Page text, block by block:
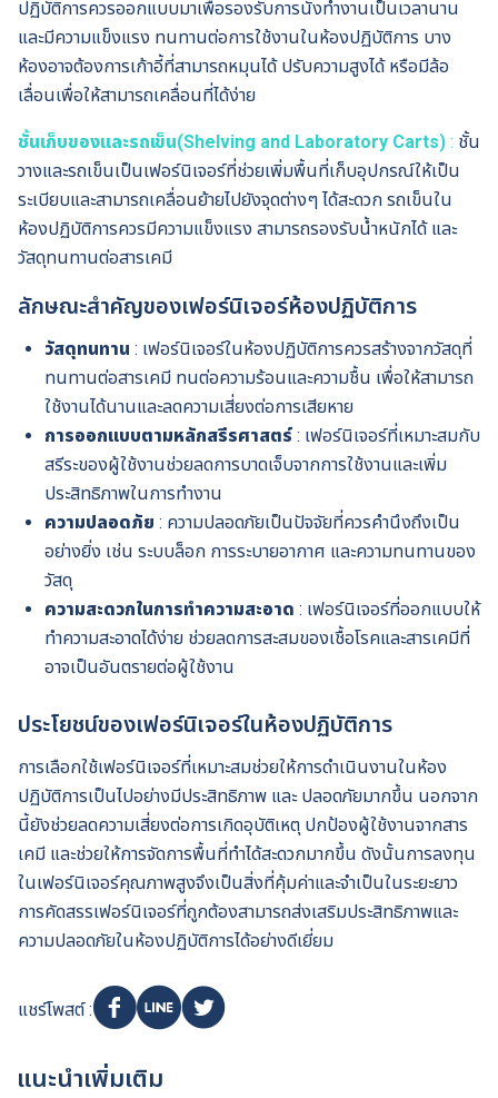
ปฏิบัติการควรออกแบบมาเพื่อรองรับการนั่งทำงานเป็นเวลานาน
และมีความแข็งแรง ทนทานต่อการใช้งานในห้องปฏิบัติการ บาง
ห้องอาจต้องการเก้าอี้ที่สามารถหมุนได้ ปรับความสูงได้ หรือมีล้อ
เลื่อนเพื่อให้สามารถเคลื่อนที่ได้ง่าย
ชั้นเก็บของและรถเข็น(Shelving and Laboratory Carts) : ชั้น
วางและรถเข็นเป็นเฟอร์นิเจอร์ที่ช่วยเพิ่มพื้นที่เก็บอุปกรณ์ให้เป็น
ระเบียบและสามารถเคลื่อนย้ายไปยังจุดต่างๆ ได้สะดวก รถเข็นใน
ห้องปฏิบัติการควรมีความแข็งแรง สามารถรองรับน้ำหนักได้ และ
วัสดุทนทานต่อสารเคมี
ลักษณะสำคัญของเฟอร์นิเจอร์ห้องปฏิบัติการ
วัสดุทนทาน : เฟอร์นิเจอร์ในห้องปฏิบัติการควรสร้างจากวัสดุที่
ทนทานต่อสารเคมี ทนต่อความร้อนและความชื้น เพื่อให้สามารถ
ใช้งานได้นานและลดความเสี่ยงต่อการเสียหาย
การออกแบบตามหลักสรีรศาสตร์ : เฟอร์นิเจอร์ที่เหมาะสมกับ
สรีระของผู้ใช้งานช่วยลดการบาดเจ็บจากการใช้งานและเพิ่ม
ประสิทธิภาพในการทำงาน
ความปลอดภัย : ความปลอดภัยเป็นปัจจัยที่ควรคำนึงถึงเป็น
อย่างยิ่ง เช่น ระบบล็อก การระบายอากาศ และความทนทานของ
วัสดุ
ความสะดวกในการทำความสะอาด : เฟอร์นิเจอร์ที่ออกแบบให้
ทำความสะอาดได้ง่าย ช่วยลดการสะสมของเชื้อโรคและสารเคมีที่
อาจเป็นอันตรายต่อผู้ใช้งาน
ประโยชน์ของเฟอร์นิเจอร์ในห้องปฏิบัติการ
การเลือกใช้เฟอร์นิเจอร์ที่เหมาะสมช่วยให้การดำเนินงานในห้อง
ปฏิบัติการเป็นไปอย่างมีประสิทธิภาพ และ ปลอดภัยมากขึ้น นอกจาก
นี้ยังช่วยลดความเสี่ยงต่อการเกิดอุบัติเหตุ ปกป้องผู้ใช้งานจากสาร
เคมี และช่วยให้การจัดการพื้นที่ทำได้สะดวกมากขึ้น ดังนั้นการลงทุน
ในเฟอร์นิเจอร์คุณภาพสูงจึงเป็นสิ่งที่คุ้มค่าและจำเป็นในระยะยาว
การคัดสรรเฟอร์นิเจอร์ที่ถูกต้องสามารถส่งเสริมประสิทธิภาพและ
ความปลอดภัยในห้องปฏิบัติการได้อย่างดีเยี่ยม
แชร์โพสต์ :
แนะนำเพิ่มเติม